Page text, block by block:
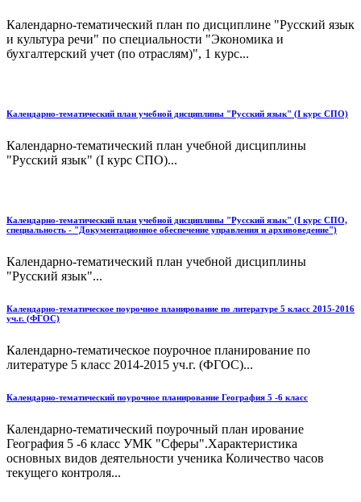
Календарно-тематический план по дисциплине "Русский язык
и культура речи" по специальности "Экономика и
бухгалтерский учет (по отраслям)", 1 курс...
Календарно-тематический план учебной дисциплины "Русский язык" (I курс СПО)
Календарно-тематический план учебной дисциплины
"Русский язык" (I курс СПО)...
Календарно-тематический план учебной дисциплины "Русский язык" (I курс СПО,
специальность - "Документационное обеспечение управления и архивоведение")
Календарно-тематический план учебной дисциплины
"Русский язык"...
Календарно-тематическое поурочное планирование по литературе 5 класс 2015-2016
уч.г. (ФГОС)
Календарно-тематическое поурочное планирование по
литературе 5 класс 2014-2015 уч.г. (ФГОС)...
Календарно-тематический поурочное планирование География 5 -6 класс
Календарно-тематический поурочный план ирование
География 5 -6 класс УМК "Сферы".Характеристика
основных видов деятельности ученика Количество часов
текущего контроля...